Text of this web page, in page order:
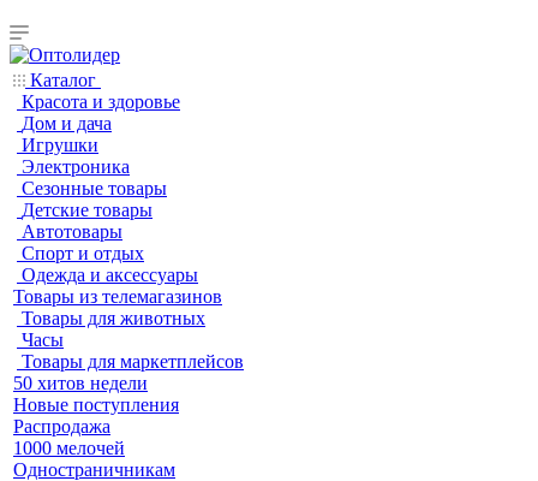
Каталог
Красота и здоровье
Дом и дача
Игрушки
Электроника
Сезонные товары
Детские товары
Автотовары
Спорт и отдых
Одежда и аксессуары
Товары из телемагазинов
Товары для животных
Часы
Товары для маркетплейсов
50 хитов недели
Новые поступления
Распродажа
1000 мелочей
Одностраничникам